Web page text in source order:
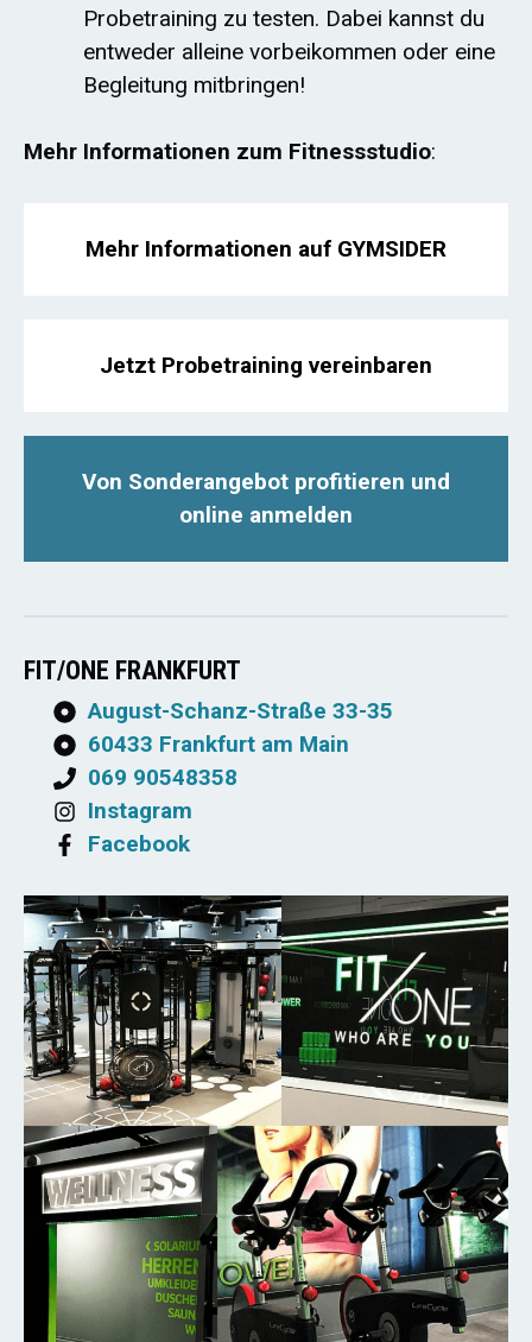
Probetraining zu testen. Dabei kannst du
entweder alleine vorbeikommen oder eine
Begleitung mitbringen!
Mehr Informationen zum Fitnessstudio:
Mehr Informationen auf GYMSIDER
Jetzt Probetraining vereinbaren
Von Sonderangebot profitieren und
online anmelden
FIT/ONE FRANKFURT
August-Schanz-Straße 33-35
60433 Frankfurt am Main
069 90548358
Instagram
Facebook